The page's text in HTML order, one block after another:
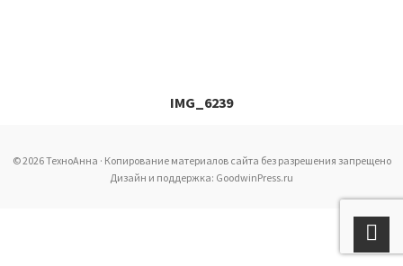
IMG_6239
© 2026 ТехноАнна · Копирование материалов сайта без разрешения запрещено
Дизайн и поддержка: GoodwinPress.ru